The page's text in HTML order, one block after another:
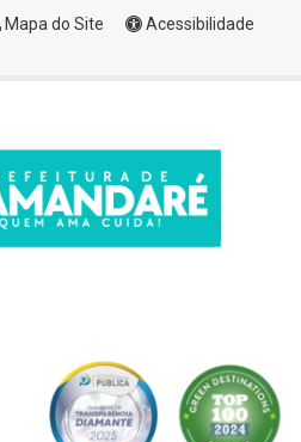
Mapa do Site
Acessibilidade